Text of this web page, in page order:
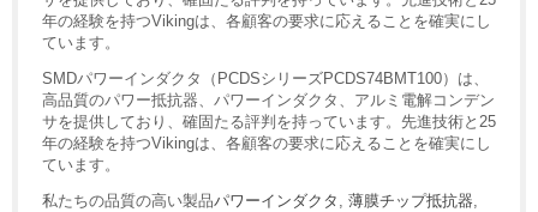
年の経験を持つVikingは、各顧客の要求に応えることを確実にし
ています。
SMDパワーインダクタ（PCDSシリーズPCDS74BMT100）は、
高品質のパワー抵抗器、パワーインダクタ、アルミ電解コンデン
サを提供しており、確固たる評判を持っています。先進技術と25
年の経験を持つVikingは、各顧客の要求に応えることを確実にし
ています。
私たちの品質の高い製品パワーインダクタ , 薄膜チップ抵抗器,